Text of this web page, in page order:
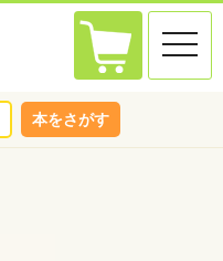
toggle
本をさがす